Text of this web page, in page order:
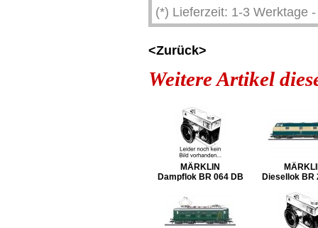
(*) Lieferzeit: 1-3 Werktage
<Zurück>
Weitere Artikel
MÄRKLIN
Dampflok BR 064 DB
Diesellok BR